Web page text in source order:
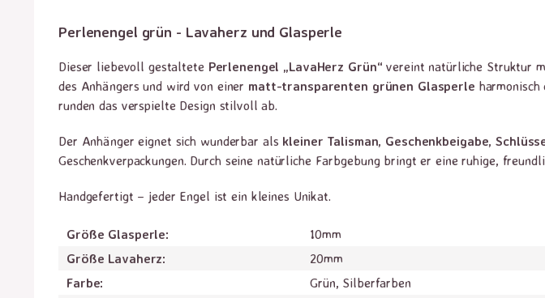
Perlenengel grün - Lavaherz und Glasperle
Dieser liebevoll gestaltete Perlenengel „LavaHerz Grün“ vereint natürliche Struktur
des Anhängers und wird von einer matt-transparenten grünen Glasperle
runden das verspielte Design stilvoll ab.
Der Anhänger eignet sich wunderbar als kleiner Talisman, Geschenkbeigabe,
Geschenkverpackungen. Durch seine natürliche Farbgebung bringt er eine ruhige,
Handgefertigt – jeder Engel ist ein kleines Unikat.
Größe Glasperle:
10mm
Größe Lavaherz:
20mm
Farbe:
Grün, Silberfarben